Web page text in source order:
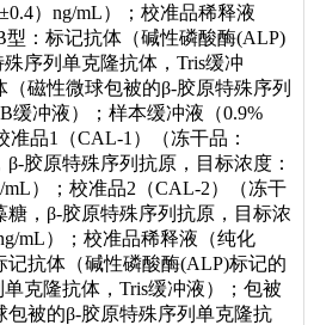
）ng/mL）；校准品稀释液
型：标记抗体（碱性磷酸酶(ALP)
序列单克隆抗体，Tris缓冲
（磁性微球包被的β-胶原特殊序列
缓冲液）；样本缓冲液（0.9%
准品1（CAL-1）（冻干品：
胶原特殊序列抗原，目标浓度：
mL）；校准品2（CAL-2）（冻干
糖，β-胶原特殊序列抗原，目标浓
mL）；校准品稀释液（纯化
记抗体（碱性磷酸酶(ALP)标记的
克隆抗体，Tris缓冲液）；包被
包被的β-胶原特殊序列单克隆抗